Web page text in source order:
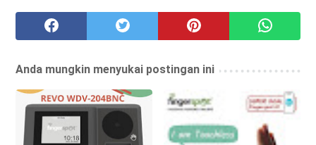
Anda mungkin menyukai postingan ini